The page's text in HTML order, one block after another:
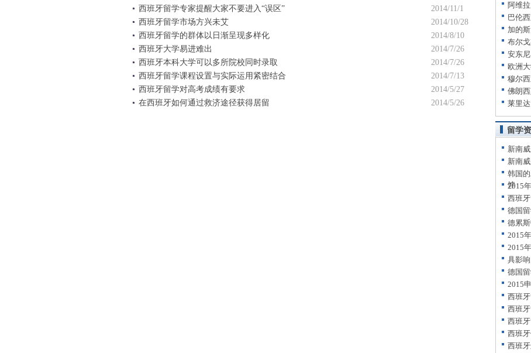
2014/11/1
西班牙留学专家提醒大家不要进入“误区”
2014/10/28
西班牙留学市场方兴未艾
2014/8/10
西班牙留学的群体以日渐呈现多样化
2014/7/26
西班牙大学易进难出
2014/7/26
西班牙本科大学可以多所院校同时录取
2014/7/13
西班牙留学课程设置与实际运用紧密结合
2014/5/27
西班牙留学对高考成绩有要求
2014/5/26
在西班牙如何通过救济途径获得居留
阿维
巴伦
加的
布尔
安东
欧洲
穆尔
佛朗
莱里
留学
新南
新南
韩国
饽
2015
西班
德国
德累
2015
2015
具影
德国
2015
西班
西班
西班
西班
西班